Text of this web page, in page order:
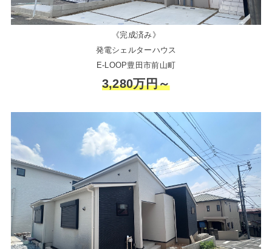
《完成済み》
発電シェルターハウス
E-LOOP豊田市前山町
3,280万円～